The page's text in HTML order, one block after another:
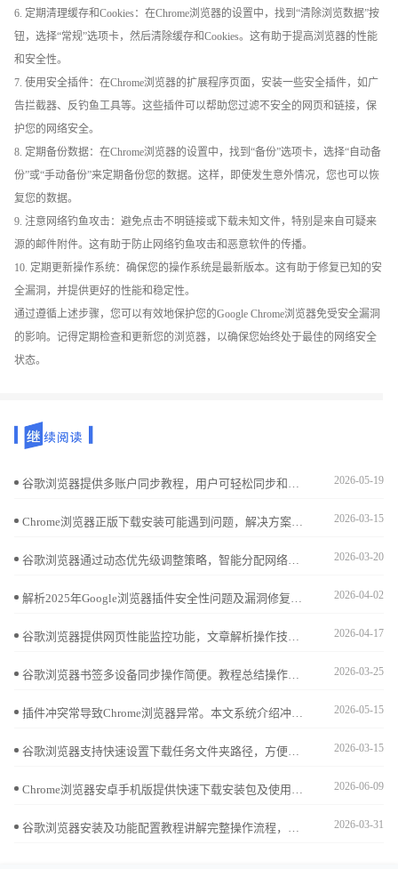
6. 定期清理缓存和Cookies：在Chrome浏览器的设置中，找到“清除浏览数据”按
钮，选择“常规”选项卡，然后清除缓存和Cookies。这有助于提高浏览器的性能
和安全性。
7. 使用安全插件：在Chrome浏览器的扩展程序页面，安装一些安全插件，如广
告拦截器、反钓鱼工具等。这些插件可以帮助您过滤不安全的网页和链接，保
护您的网络安全。
8. 定期备份数据：在Chrome浏览器的设置中，找到“备份”选项卡，选择“自动备
份”或“手动备份”来定期备份您的数据。这样，即使发生意外情况，您也可以恢
复您的数据。
9. 注意网络钓鱼攻击：避免点击不明链接或下载未知文件，特别是来自可疑来
源的邮件附件。这有助于防止网络钓鱼攻击和恶意软件的传播。
10. 定期更新操作系统：确保您的操作系统是最新版本。这有助于修复已知的安
全漏洞，并提供更好的性能和稳定性。
通过遵循上述步骤，您可以有效地保护您的Google Chrome浏览器免受安全漏洞
的影响。记得定期检查和更新您的浏览器，以确保您始终处于最佳的网络安全
状态。
2026-05-19
2026-03-15
2026-03-20
2026-04-02
2026-04-17
2026-03-25
2026-05-15
2026-03-15
2026-06-09
2026-03-31